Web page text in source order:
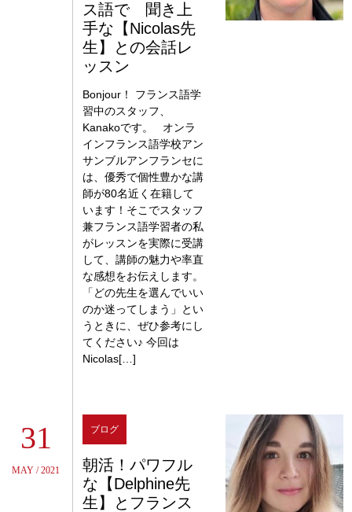
ス語で 聞き上
手な【Nicolas先
生】との会話レ
ッスン
Bonjour！ フランス語学
習中のスタッフ、
Kanakoです。 オンラ
インフランス語学校アン
サンブルアンフランセに
は、優秀で個性豊かな講
師が80名近く在籍して
います！そこでスタッフ
兼フランス語学習者の私
がレッスンを実際に受講
して、講師の魅力や率直
な感想をお伝えします。
「どの先生を選んでいい
のか迷ってしまう」とい
うときに、ぜひ参考にし
てください♪ 今回は
Nicolas[…]
31
MAY / 2021
ブログ
朝活！パワフル
な【Delphine先
生】とフランス